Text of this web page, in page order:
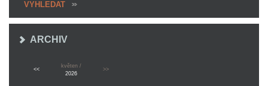
ARCHIV
<<
květen /
2026
>>